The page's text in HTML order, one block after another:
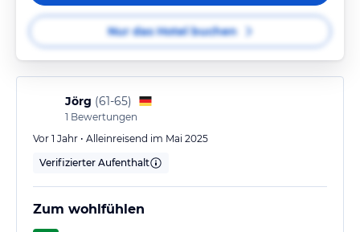
Nur das Hotel buchen
Jörg (61-65)
1 Bewertungen
Vor 1 Jahr • Alleinreisend im Mai 2025
Verifizierter Aufenthalt
Zum wohlfühlen